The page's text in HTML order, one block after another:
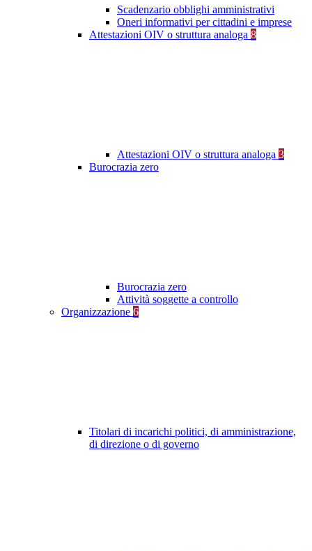
Scadenzario obblighi amministrativi
Oneri informativi per cittadini e imprese
Attestazioni OIV o struttura analoga 8
Attestazioni OIV o struttura analoga 3
Burocrazia zero
Burocrazia zero
Attività soggette a controllo
Organizzazione 6
Titolari di incarichi politici, di amministrazione,
di direzione o di governo